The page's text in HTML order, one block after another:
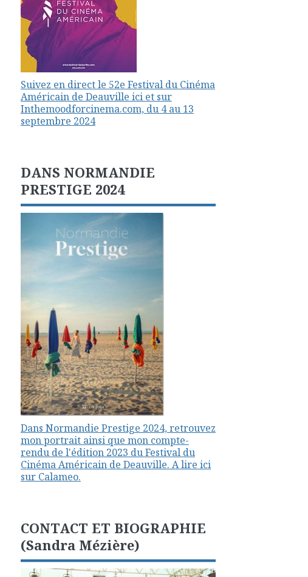
Suivez en direct le 52e Festival du Cinéma
Américain de Deauville ici et sur
Inthemoodforcinema.com, du 4 au 13
septembre 2024
DANS NORMANDIE
PRESTIGE 2024
Dans Normandie Prestige 2024, retrouvez
mon portrait ainsi que mon compte-
rendu de l'édition 2023 du Festival du
Cinéma Américain de Deauville. A lire ici
sur Calameo.
CONTACT ET BIOGRAPHIE
(Sandra Mézière)